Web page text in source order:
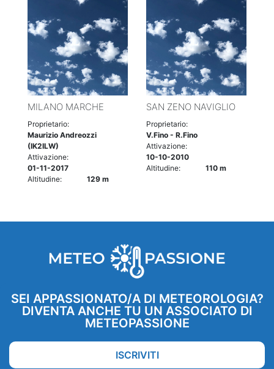
MILANO MARCHE
Proprietario:
Maurizio Andreozzi
(IK2ILW)
Attivazione:
01-11-2017
Altitudine:
129 m
SAN ZENO NAVIGLIO
Proprietario:
V.Fino - R.Fino
Attivazione:
10-10-2010
Altitudine:
110 m
SEI APPASSIONATO/A DI METEOROLOGIA?
DIVENTA ANCHE TU UN ASSOCIATO DI
METEOPASSIONE
ISCRIVITI